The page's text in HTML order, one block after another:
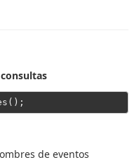
de eventos